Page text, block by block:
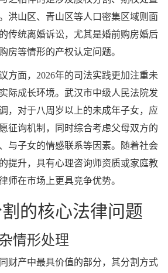
洪山区、青山区等人口密集区域则面
传统离婚诉讼，尤其是婚前购房婚后
房等情形的产权认定问题。
方面，2026年的司法实践更加注重未
际成长环境。武汉市中级人民法院发
，对于八周岁以上的未成年子女，应
征询机制，同时综合考虑父母双方的
与子女的情感联系等因素。随着社会
提升，具有心理咨询师资质或家庭教
师在市场上更具竞争优势。
的核心法律问题
情形处理
财产中最具价值的部分，其分割方式